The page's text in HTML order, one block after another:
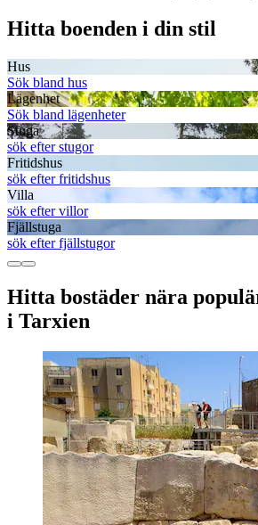
Hitta boenden i din stil
Hus
Sök bland hus
Lägenhet
Sök bland lägenheter
Stuga
sök efter stugor
Fritidshus
sök efter fritidshus
Villa
sök efter villor
Fjällstuga
sök efter fjällstugor
Hitta bostäder nära
i Tarxien